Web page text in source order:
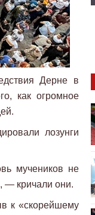
Дерне в
как огромное
лозунги
мучеников не
— кричали они.
к «скорейшему